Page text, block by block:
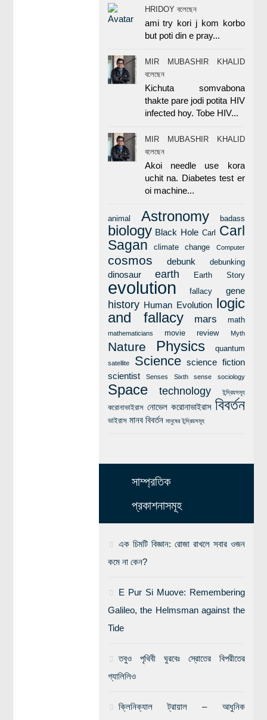
HRIDOY বলেছেন
ami try kori j kom korbo
but poti din e pray...
MIR MUBASHIR KHALID
বলেছেন
Kichuta somvabona
thakte pare jodi potita HIV
infected hoy. Tobe HIV...
MIR MUBASHIR KHALID
বলেছেন
Akoi needle use kora
uchit na. Diabetes test er
oi machine...
animal Astronomy badass
biology Black Hole Carl
Carl
Sagan
climate change Computer
cosmos debunk debunking
dinosaur earth Earth Story
evolution fallacy gene
history Human Evolution
logic
and fallacy
mars math
mathematicians movie review Myth
Nature Physics quantum
satellite Science science fiction
scientist
Senses Sixth sense sociology
Space technology ইন্দ্রিয়সমূহ
করোনাভাইরাস নোভেল করোনাভাইরাস বিবর্তন
ভাইরাস মানব বিবর্তন মানুষের ইন্দ্রিয়সমূহ
সাম্প্রতিক
প্রকাশনাসমূহ
এক চিমটি বিজ্ঞান: রোজা রাখলে সবার ওজন
কমে না কেন?
E Pur Si Muove: Remembering
Galileo, the Helmsman against the
Tide
তবুও পৃথিবী ঘুরবেঃ স্রোতের বিপরীতের
গ্যালিলিও
ক্লিনিক্যাল ট্রায়াল – আধুনিক